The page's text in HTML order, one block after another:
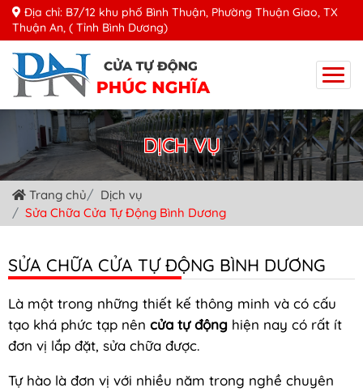
Địa chỉ: B7/12 khu phố Bình Thuận, Phường Thuận Giao, TX
Thuận An, ( Tỉnh Bình Dương)
DỊCH VỤ
Trang chủ
Dịch vụ
Sửa Chữa Cửa Tự Động Bình Dương
SỬA CHỮA CỬA TỰ ĐỘNG BÌNH DƯƠNG
Là một trong những thiết kế thông minh và có cấu
tạo khá phức tạp nên cửa tự động hiện nay có rất ít
đơn vị lắp đặt, sửa chữa được.
Tự hào là đơn vị với nhiều năm trong nghề chuyên